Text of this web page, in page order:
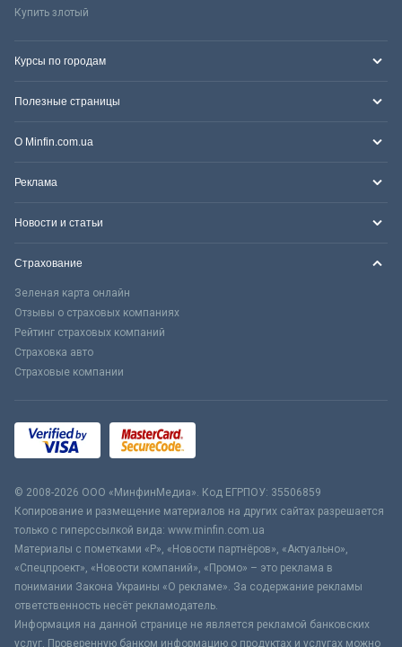
Купить злотый
Курсы по городам
Полезные страницы
О Minfin.com.ua
Реклама
Новости и статьи
Страхование
Зеленая карта онлайн
Отзывы о страховых компаниях
Рейтинг страховых компаний
Страховка авто
Страховые компании
© 2008-2026 ООО «МинфинМедиа». Код ЕГРПОУ: 35506859
Копирование и размещение материалов на других сайтах разрешается
только с гиперссылкой вида: www.minfin.com.ua
Материалы с пометками «Р», «Новости партнёров», «Актуально»,
«Спецпроект», «Новости компаний», «Промо» – это реклама в
понимании Закона Украины «О рекламе». За содержание рекламы
ответственность несёт рекламодатель.
Информация на данной странице не является рекламой банковских
услуг. Проверенную банком информацию о продуктах и услугах можно